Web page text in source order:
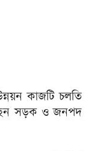
কাজটি চলতি
সড়ক ও জনপদ